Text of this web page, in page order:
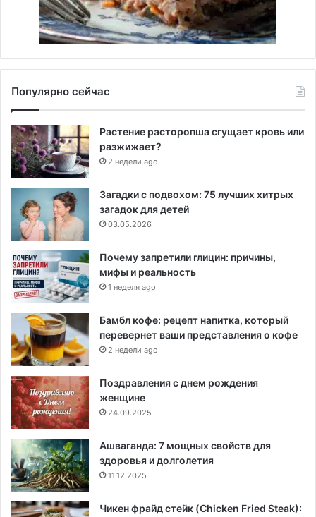
Популярно сейчас
Растение расторопша сгущает кровь или
разжижает?
2 недели ago
Загадки с подвохом: 75 лучших хитрых
загадок для детей
03.05.2026
Почему запретили глицин: причины,
мифы и реальность
1 неделя ago
Бамбл кофе: рецепт напитка, который
перевернет ваши представления о кофе
2 недели ago
Поздравления с днем рождения
женщине
24.09.2025
Ашваганда: 7 мощных свойств для
здоровья и долголетия
11.12.2025
Чикен фрайд стейк (Chicken Fried Steak):